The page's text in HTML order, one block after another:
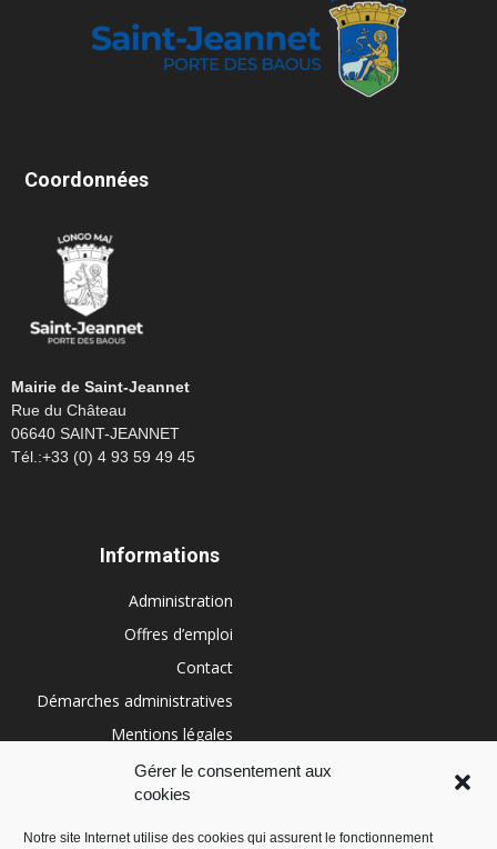
Gérer le consentement aux
cookies
Notre site Internet utilise des cookies qui assurent le fonctionnement
Coordonnées
Mairie de Saint-Jeannet
Rue du Château
06640 SAINT-JEANNET
Tél.:+33 (0) 4 93 59 49 45
Informations
Administration
Offres d’emploi
Contact
Démarches administratives
Mentions légales
Conditions générales
Politique de cookies (UE)